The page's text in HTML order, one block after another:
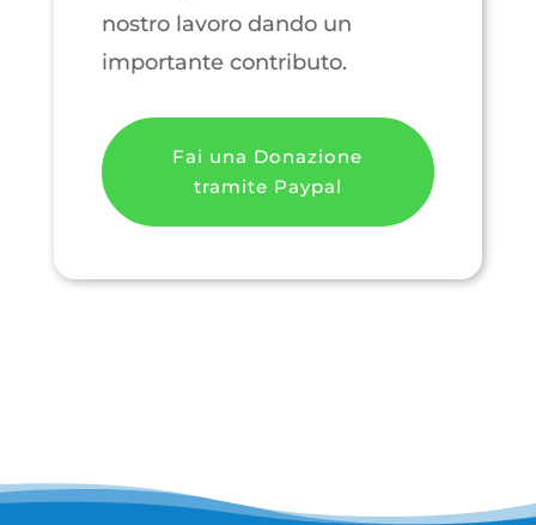
nostro lavoro dando un
importante contributo.
Fai una Donazione
tramite Paypal